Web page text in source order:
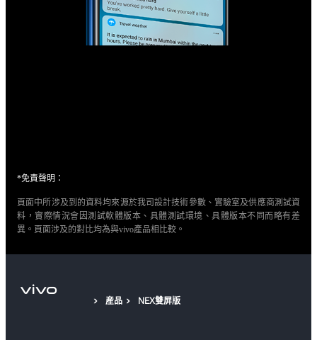
*免責聲明：
頁面中所涉及到的資料均來源於我司設計技術參數、實驗室及供應商測試資
料，實際情況會因測試軟體版本、具體測試環境、具體版本不同而略有差
異。頁面涉及的對比均為與vivo產品相比較。
産品 NEX雙屏版